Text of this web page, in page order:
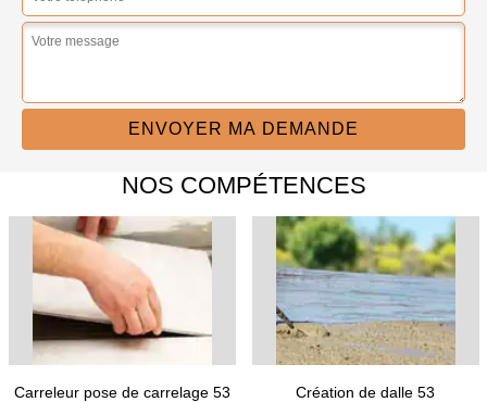
NOS COMPÉTENCES
Carreleur pose de carrelage 53 Création de dalle 53